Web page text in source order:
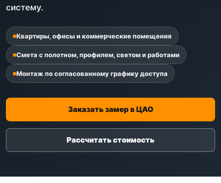
систему.
Квартиры, офисы и коммерческие помещения
Смета с полотном, профилем, светом и работами
Монтаж по согласованному графику доступа
Заказать замер в ЦАО
Рассчитать стоимость